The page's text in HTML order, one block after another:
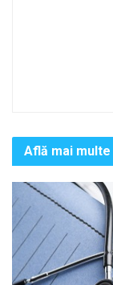
Află mai multe